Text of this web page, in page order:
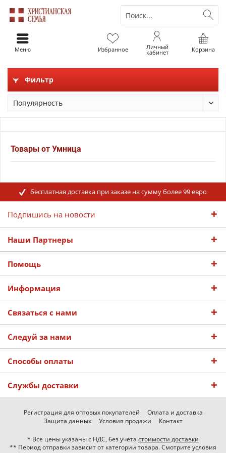
Корзина
Избранное Личный
кабинет
Меню
Фильтр
Товары от Умница
бесплатная доставка при заказе на сумму более 99 евро
Подпишись на новости
Наши Партнеры
Помощь
Информация
Связаться с нами
Следуй за нами
Способы оплаты
Службы доставки
Регистрация для оптовых покупателей
Оплата и доставка
Защита данных
Условия продажи Контакт
* Все цены указаны с НДС, без учета стоимости доставки
** Период отправки зависит от категории товара. Смотрите условия